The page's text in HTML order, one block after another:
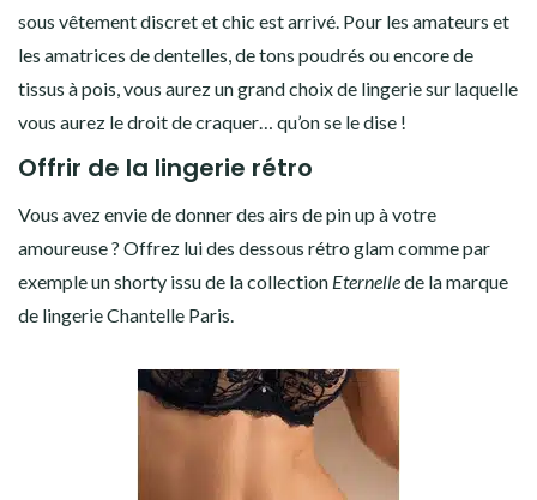
sous vêtement discret et chic est arrivé. Pour les amateurs et
les amatrices de dentelles, de tons poudrés ou encore de
tissus à pois, vous aurez un grand choix de lingerie sur laquelle
vous aurez le droit de craquer… qu’on se le dise !
Offrir de la lingerie rétro
Vous avez envie de donner des airs de pin up à votre
amoureuse ? Offrez lui des dessous rétro glam comme par
exemple un shorty issu de la collection Eternellede la marque
de lingerie Chantelle Paris.